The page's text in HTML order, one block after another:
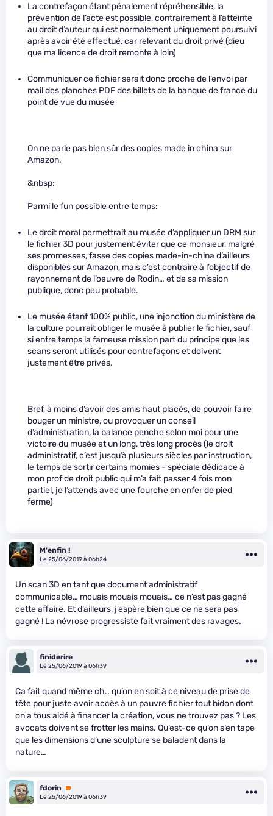
La contrefaçon étant pénalement répréhensible, la
prévention de l’acte est possible, contrairement à l’atteinte
au droit d’auteur qui est normalement uniquement poursuivi
après avoir été effectué, car relevant du droit privé (dieu
que ma licence de droit remonte à loin)
Communiquer ce fichier serait donc proche de l’envoi par
mail des planches PDF des billets de la banque de france du
point de vue du musée
On ne parle pas bien sûr des copies made in china sur
Amazon.
&nbsp;
Parmi le fun possible entre temps:
Le droit moral permettrait au musée d’appliquer un DRM sur
le fichier 3D pour justement éviter que ce monsieur, malgré
ses promesses, fasse des copies made-in-china d’ailleurs
disponibles sur Amazon, mais c’est contraire à l’objectif de
rayonnement de l’oeuvre de Rodin… et de sa mission
publique, donc peu probable.
Le musée étant 100% public, une injonction du ministère de
la culture pourrait obliger le musée à publier le fichier, sauf
si entre temps la fameuse mission part du principe que les
scans seront utilisés pour contrefaçons et doivent
justement être privés.
Bref, à moins d’avoir des amis haut placés, de pouvoir faire
bouger un ministre, ou provoquer un conseil
d’administration, la balance penche selon moi pour une
victoire du musée et un long, très long procès (le droit
administratif, c’est jusqu’à plusieurs siècles par instruction,
le temps de sortir certains momies - spéciale dédicace à
mon prof de droit public qui m’a fait passer 4 fois mon
partiel, je l’attends avec une fourche en enfer de pied
ferme)
M'enfin !
Le 25/06/2019 à 06h24
Un scan 3D en tant que document administratif
communicable… mouais mouais mouais… ce n’est pas gagné
cette affaire. Et d’ailleurs, j’espère bien que ce ne sera pas
gagné ! La névrose progressiste fait vraiment des ravages.
finiderire
Le 25/06/2019 à 06h39
Ca fait quand même ch.. qu’on en soit à ce niveau de prise de
tête pour juste avoir accès à un pauvre fichier tout bidon dont
on a tous aidé à financer la création, vous ne trouvez pas ? Les
avocats doivent se frotter les mains. Qu’est-ce qu’on s’en tape
que les dimensions d’une sculpture se baladent dans la
nature…
fdorin
Premium
Le 25/06/2019 à 06h39